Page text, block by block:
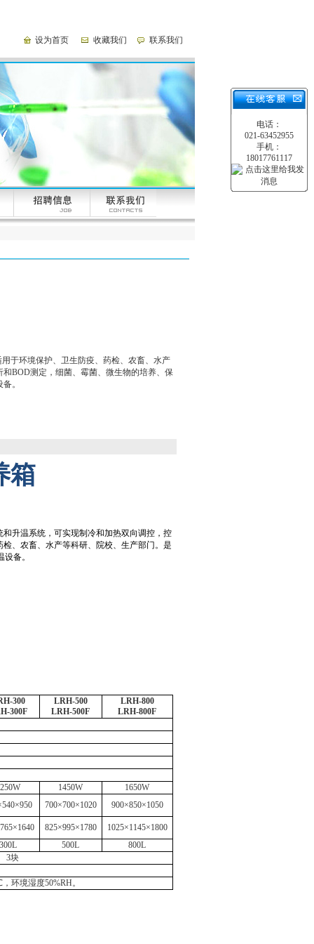
设为首页 收藏我们 联系我们
电话：
021-63452955
手机：
18017761117
于环境保护、卫生防疫、药检、农畜、水产
BOD测定，细菌、霉菌、微生物的培养、保
。
箱
升温系统，可实现制冷和加热双向调控，控
、农畜、水产等科研、院校、生产部门。是
备。
300
300F
LRH-500
LRH-500F
LRH-800
LRH-800F
1450W
1650W
700×700×1020
900×850×1050
825×995×1780
1025×1145×1800
300L 500L
800L
3块
环境湿度50%RH。